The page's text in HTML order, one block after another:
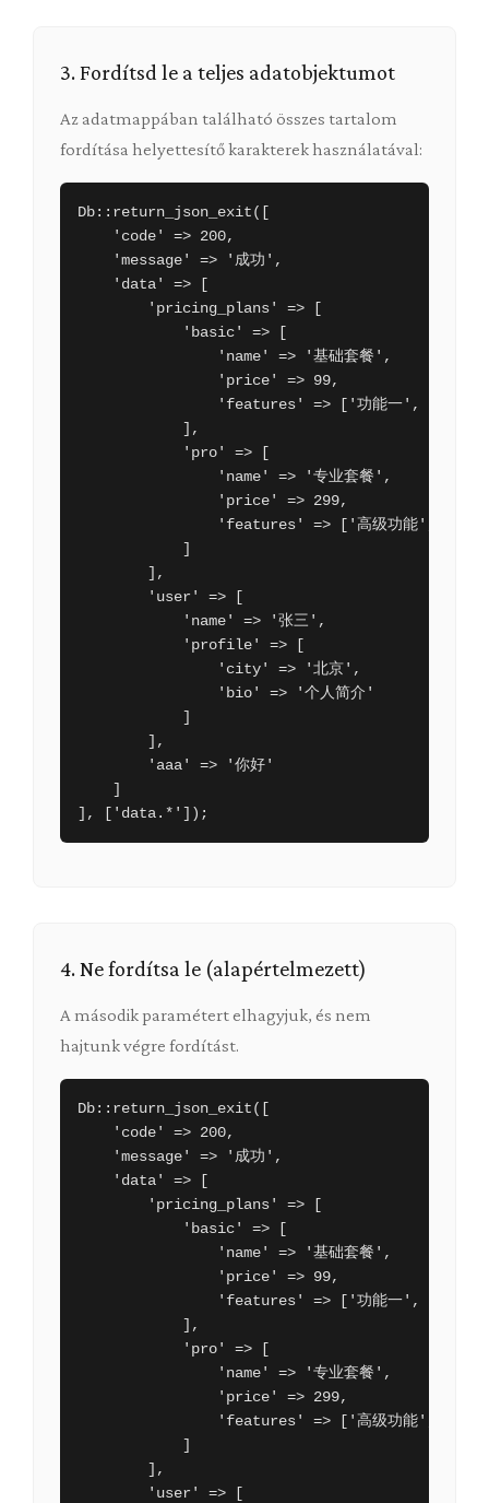
3. Fordítsd le a teljes adatobjektumot
Az adatmappában található összes tartalom
fordítása helyettesítő karakterek használatával:
Db::return_json_exit([
    'code' => 200,
    'message' => '成功',
    'data' => [
        'pricing_plans' => [
            'basic' => [
                'name' => '基础套餐',
                'price' => 99,
'features' => ['功能一', '功能二
            ],
            'pro' => [
                'name' => '专业套餐',
                'price' => 299,
'features' => ['高级功能', '优先
            ]
        ],
        'user' => [
            'name' => '张三',
            'profile' => [
                'city' => '北京',
                'bio' => '个人简介'
            ]
        ],
        'aaa' => '你好'
    ]
], ['data.*']);
4. Ne fordítsa le (alapértelmezett)
A második paramétert elhagyjuk, és nem
hajtunk végre fordítást.
Db::return_json_exit([
    'code' => 200,
    'message' => '成功',
    'data' => [
        'pricing_plans' => [
            'basic' => [
                'name' => '基础套餐',
                'price' => 99,
'features' => ['功能一', '功能二
            ],
            'pro' => [
                'name' => '专业套餐',
                'price' => 299,
'features' => ['高级功能', '优先
            ]
        ],
        'user' => [